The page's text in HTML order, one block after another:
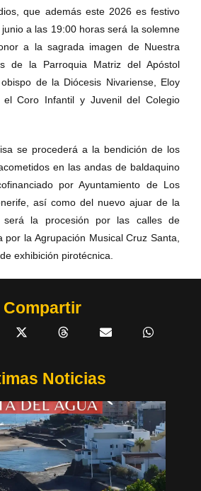
que además este 2026 es festivo
a las 19:00 horas será la solemne
a la sagrada imagen de Nuestra
de la Parroquia Matriz del Apóstol
de la Diócesis Nivariense, Eloy
Coro Infantil y Juvenil del Colegio
se procederá a la bendición de los
en las andas de baldaquino
por Ayuntamiento de Los
así como del nuevo ajuar de la
será la procesión por las calles de
por la Agrupación Musical Cruz Santa,
exhibición pirotécnica.
Compartir
Noticias